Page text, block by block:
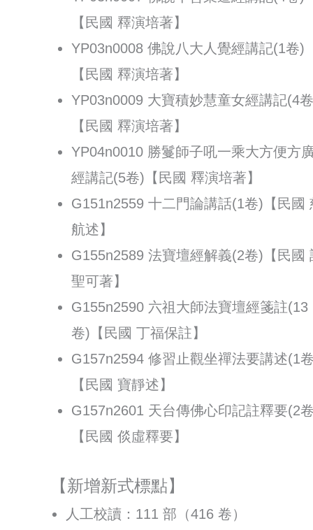
【民國 釋演培著】
YP03n0008 佛說八大人覺經講記(1卷)
【民國 釋演培著】
YP03n0009 大寶積妙慧童女經講記(4
【民國 釋演培著】
YP04n0010 勝鬘師子吼一乘大方便方
經講記(5卷)【民國 釋演培著】
G151n2559 十二門論講話(1卷)【民國
航述】
G155n2589 法寶壇經解義(2卷)【民國
聖可著】
G155n2590 六祖大師法寶壇經箋註(13
卷)【民國 丁福保註】
G157n2594 修習止觀坐禪法要講述(1
【民國 寶靜述】
G157n2601 天台傳佛心印記註釋要(2
【民國 倓虛釋要】⠀
【新增新式標點】
人工校讀：111 部（416 卷）